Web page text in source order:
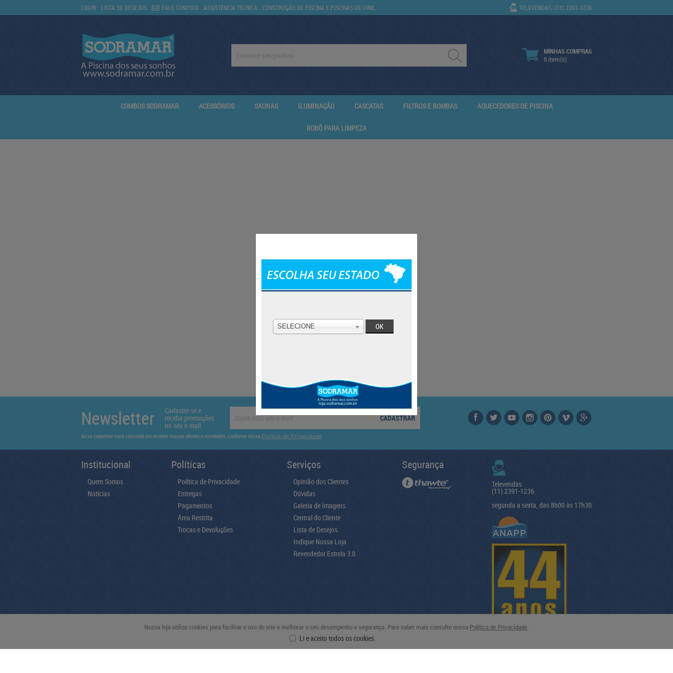
Nossa loja utiliza cookies para facilitar o uso do site e melhorar o seu desempenho e segurança. Para saber mais consulte nossa Política de Privacidade.
Li e aceito todos os cookies.
LOGIN LISTA DE DESEJOS FALE CONOSCO ASSISTÊNCIA TÉCNICA CONSTRUÇÃO DE PISCINA E PISCINAS DE VINIL TELEVENDAS: (11) 2391-1236
MINHAS COMPRAS
0 item(s)
COMBOS SODRAMAR ACESSÓRIOS SAUNAS ILUMINAÇÃO CASCATAS FILTROS E BOMBAS AQUECEDORES DE PISCINA
ROBÔ PARA LIMPEZA
Newsletter Cadastre-se e
receba promoções
no seu e-mail
CADASTRAR
Ao se cadastrar você concorda em receber nossas ofertas e novidades, conforme nossa Política de Privacidade.
Institucional
Quem Somos
Notícias
Políticas
Política de Privacidade
Entregas
Pagamentos
Área Restrita
Trocas e Devoluções
Serviços
Opinião dos Clientes
Dúvidas
Galeria de Imagens
Central do Cliente
Lista de Desejos
Indique Nossa Loja
Revendedor Estrela 3.0
Segurança
Televendas
(11) 2391-1236
segunda a sexta, das 8h00 às 17h30
SELECIONE